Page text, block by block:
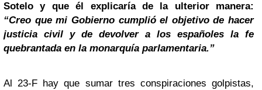
Sotelo y que él explicaría de la ulterior manera:
“Creo que mi Gobierno cumplió el objetivo de hacer
justicia civil y de devolver a los españoles la fe
quebrantada en la monarquía parlamentaria.”
Al 23-F hay que sumar tres conspiraciones golpistas,